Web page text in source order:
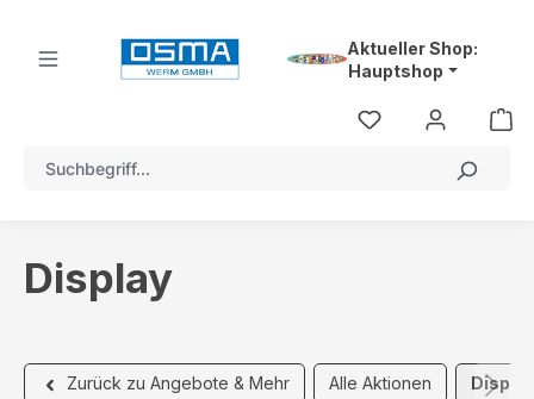
Aktueller Shop:
Hauptshop
Display
Zurück zu Angebote & Mehr Alle Aktionen